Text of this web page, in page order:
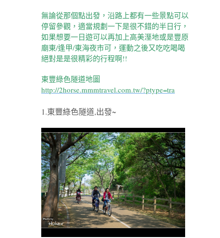
無論從那個點出發，沿路上都有一些景點可以
停留參觀，適當規劃一下是很不錯的半日行，
如果想要一日遊可以再加上高美溼地或是豐原
廟東/逢甲/東海夜市可，運動之後又吃吃喝喝
絕對是是很精彩的行程啊!!
東豐綠色隧道地圖
http://2horse.mmmtravel.com.tw/?ptype=tra
1.東豐綠色隧道,出發~